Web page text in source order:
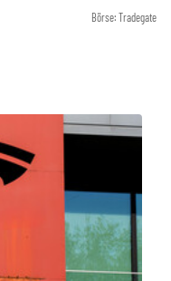
Börse: Tradegate